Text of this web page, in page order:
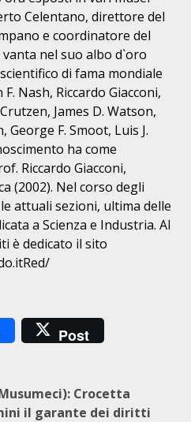
Celentano, direttore del
e coordinatore del
nel suo albo d`oro
di fama mondiale
Nash, Riccardo Giacconi,
Crutzen, James D. Watson,
F. Smoot, Luis J.
ha come
Riccardo Giacconi,
(2002). Nel corso degli
attuali sezioni, ultima delle
a Scienza e Industria. Al
è dedicato il sito
Post
Crocetta
il garante dei diritti